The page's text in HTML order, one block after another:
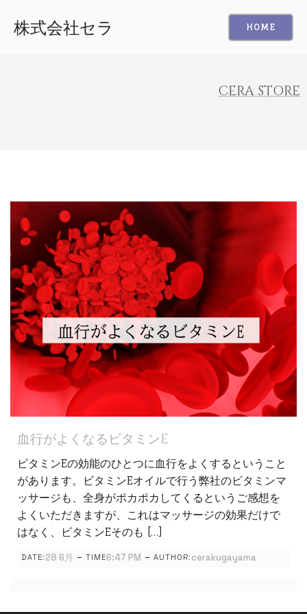
株式会社セラ HOME
CERA STORE
血行がよくなるビタミンE
ビタミンEの効能のひとつに血行をよくするということ
があります。ビタミンEオイルで行う弊社のビタミンマ
ッサージも、全身がポカポカしてくるというご感想を
よくいただきますが、これはマッサージの効果だけで
はなく、ビタミンEそのも […]
DATE: 28 6月 - TIME6:47 PM - AUTHOR: cerakugayama